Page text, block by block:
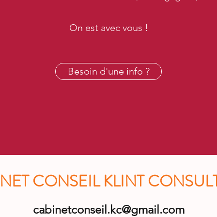
On est avec vous !
Besoin d'une info ?
CONSEIL KLINT
cabinetconseil.kc@gmail.com